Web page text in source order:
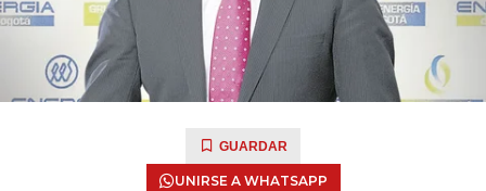
GUARDAR
UNIRSE A WHATSAPP